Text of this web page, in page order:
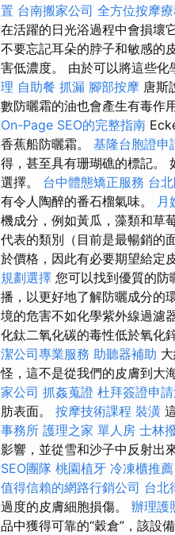
置 台南搬家公司 全方位按摩
在活躍的日光浴過程中會損壞
不要忘記耳朵的脖子和敏感的
害低濃度。 由於可以將這些化
理 自助餐 抓漏 腳部按摩 唐斯
數防曬霜的油也會產生有毒作
On-Page SEO的完整指南
香蕉船防曬霜。 基隆台胞證申
得，甚至具有珊瑚礁的標記。
選擇。 台中體態矯正服務 台
有令人陶醉的番石榴氣味。
月
機成分，例如黃瓜，藻類和草
代表的類別（目前是最暢銷的
於價格，因此有必要期望給定
規劃選擇 您可以找到優質的防
播，以更好地了解防曬成分的
境的危害不如化學紫外線過濾
化鈦二氧化碳的毒性低於氧化
潔公司專業服務 助聽器補助
怪，這不是從我們的皮膚到大
家公司 抓姦蒐證 杜拜簽證申
肪表面。 按摩技術課程 裝潢
事務所 護理之家 單人房 士林
影響，並從雪和沙子中反射出
SEO團隊 桃園植牙 冷凍櫃推薦
值得信賴的網路行銷公司 台北
過度的皮膚細胞損傷。 辦理護
品中獲得可靠的“穀倉”，該設